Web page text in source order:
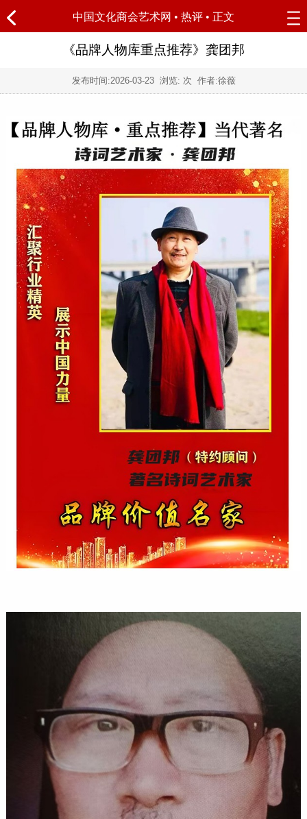
中国文化商会艺术网 • 热评 • 正文
《品牌人物库重点推荐》龚团邦
发布时间:2026-03-23浏览: 次 作者:徐薇